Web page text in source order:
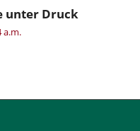
unter Druck
a.m.